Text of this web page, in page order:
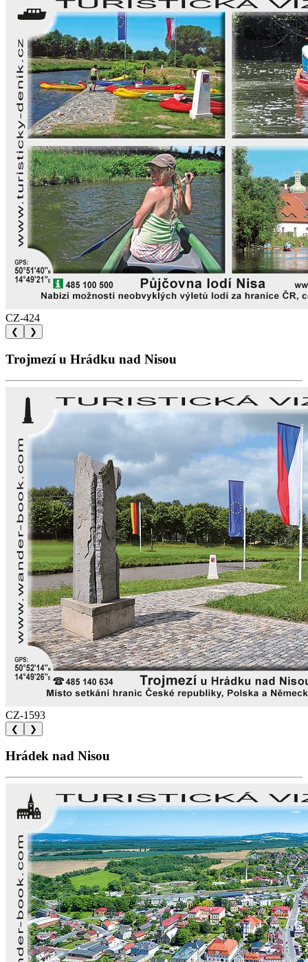
CZ-424
❮ ❯
Trojmezí u Hrádku nad Nisou
CZ-1593
❮ ❯
Hrádek nad Nisou